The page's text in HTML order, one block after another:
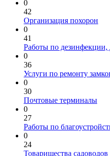
0
42
Организация похорон
0
41
Работы по дезинфекции,
0
36
Услуги по ремонту
0
30
Почтовые терминалы
0
27
Работы по
0
24
Товарищества садоводов